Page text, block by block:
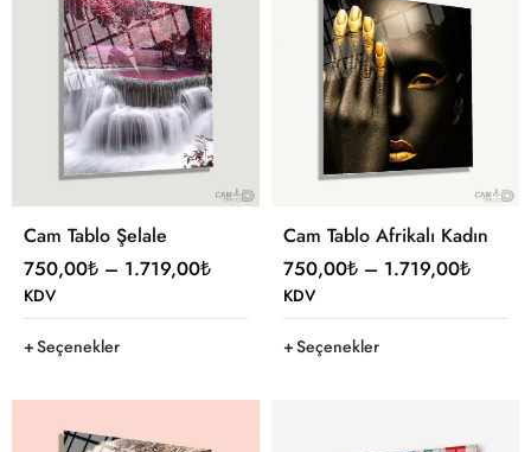
Cam Tablo Şelale
750,00₺ – 1.719,00₺
KDV
Seçenekler
Cam Tablo Afrikalı Kadın
750,00₺ – 1.719,00₺
KDV
Seçenekler